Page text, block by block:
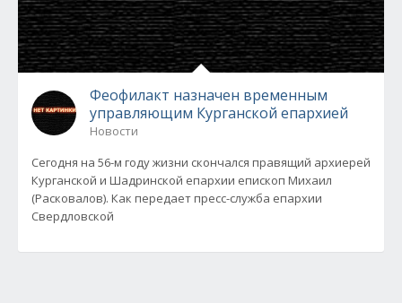
Феофилакт назначен временным
управляющим Курганской епархией
Новости
Сегодня на 56-м году жизни скончался правящий архиерей
Курганской и Шадринской епархии епископ Михаил
(Расковалов). Как передает пресс-служба епархии
Свердловской